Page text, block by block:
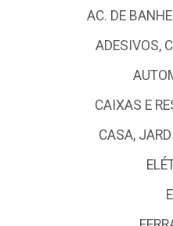
AC. DE
ADESIVOS,
CAIXAS E
CASA,